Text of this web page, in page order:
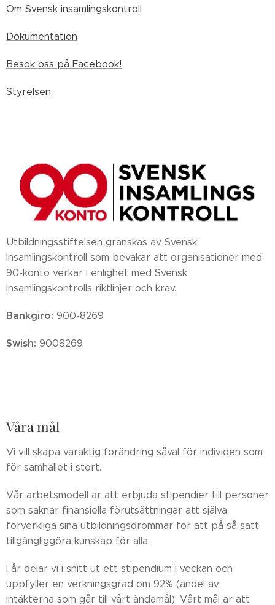
Om Svensk insamlingskontroll
Dokumentation
Besök oss på Facebook!
Styrelsen
Utbildningsstiftelsen granskas av Svensk
Insamlingskontroll som bevakar att organisationer med
90-konto verkar i enlighet med Svensk
Insamlingskontrolls riktlinjer och krav.
Bankgiro: 900-8269
Swish: 9008269
Våra mål
Vi vill skapa varaktig förändring såväl för individen som
för samhället i stort.
Vår arbetsmodell är att erbjuda stipendier till personer
som saknar finansiella förutsättningar att själva
förverkliga sina utbildningsdrömmar för att på så sätt
tillgängliggöra kunskap för alla.
I år delar vi i snitt ut ett stipendium i veckan och
uppfyller en verkningsgrad om 92% (andel av
intäkterna som går till vårt ändamål). Vårt mål är att